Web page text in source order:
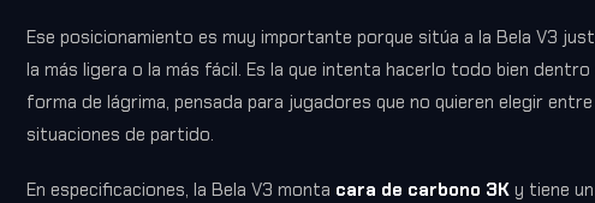
Ese posicionamiento es muy importante porque sitúa a la Bela V3
la más ligera o la más fácil. Es la que intenta hacerlo todo bien
forma de lágrima, pensada para jugadores que no quieren elegir
situaciones de partido.
En especificaciones, la Bela V3 monta cara de carbono 3K y tiene un